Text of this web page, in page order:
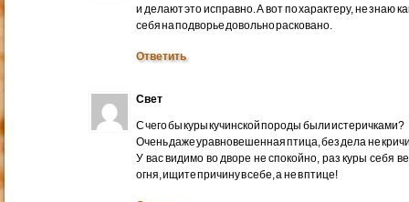
и делают это исправно. А вот по характеру, не знаю
себя на подворье довольно расковано.
Ответить
Свет
С чего бы куры кучинской породы были истеричками?
Очень даже уравновешенная птица, без дела не
У вас видимо во дворе не спокойно, раз куры себя
огня, ищите причину в себе, а не в птице!